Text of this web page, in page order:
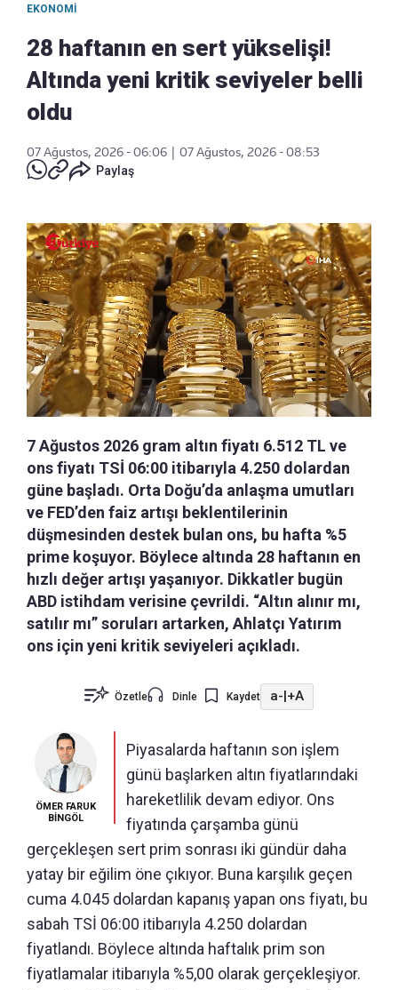
EKONOMI
28 haftanın en sert yükselişi!
Altında yeni kritik seviyeler belli
oldu
07 Ağustos, 2026 - 06:06
07 Ağustos, 2026 - 08:53
Paylaş
7 Ağustos 2026 gram altın fiyatı 6.512 TL ve
ons fiyatı TSİ 06:00 itibarıyla 4.250 dolardan
güne başladı. Orta Doğu’da anlaşma umutları
ve FED’den faiz artışı beklentilerinin
düşmesinden destek bulan ons, bu hafta %5
prime koşuyor. Böylece altında 28 haftanın en
hızlı değer artışı yaşanıyor. Dikkatler bugün
ABD istihdam verisine çevrildi. “Altın alınır mı,
satılır mı” soruları artarken, Ahlatçı Yatırım
ons için yeni kritik seviyeleri açıkladı.
Özetle Dinle Kaydet a- +A
ÖMER FARUK
BİNGÖL
Piyasalarda haftanın son işlem
günü başlarken altın fiyatlarındaki
hareketlilik devam ediyor. Ons
fiyatında çarşamba günü
gerçekleşen sert prim sonrası iki gündür daha
yatay bir eğilim öne çıkıyor. Buna karşılık geçen
cuma 4.045 dolardan kapanış yapan ons fiyatı, bu
sabah TSİ 06:00 itibarıyla 4.250 dolardan
fiyatlandı. Böylece altında haftalık prim son
fiyatlamalar itibarıyla %5,00 olarak gerçekleşiyor.